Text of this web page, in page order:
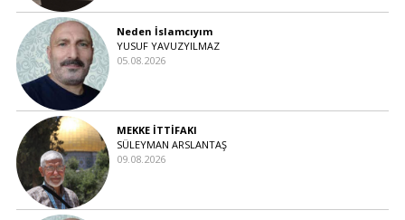
Neden İslamcıyım
YUSUF YAVUZYILMAZ
05.08.2026
MEKKE İTTİFAKI
SÜLEYMAN ARSLANTAŞ
09.08.2026